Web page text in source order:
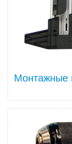
Монтажные